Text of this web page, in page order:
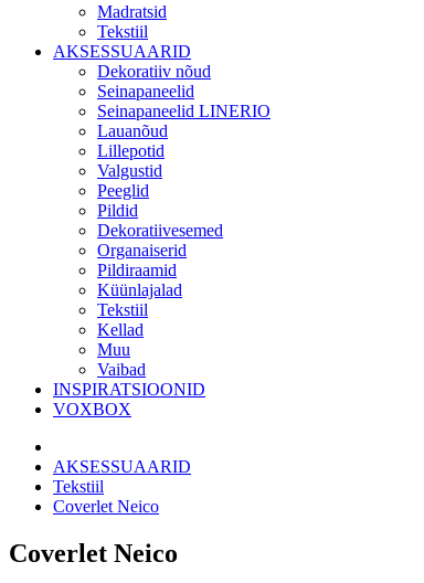
Madratsid
Tekstiil
AKSESSUAARID
Dekoratiiv nõud
Seinapaneelid
Seinapaneelid LINERIO
Lauanõud
Lillepotid
Valgustid
Peeglid
Pildid
Dekoratiivesemed
Organaiserid
Pildiraamid
Küünlajalad
Tekstiil
Kellad
Muu
Vaibad
INSPIRATSIOONID
VOXBOX
AKSESSUAARID
Tekstiil
Coverlet Neico
Coverlet Neico